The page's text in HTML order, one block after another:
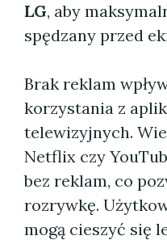
LG, aby
spędzany przed
Brak reklam
korzystania z
telewizyjnych.
Netflix czy
bez reklam, co
rozrywkę.
mogą cieszyć się